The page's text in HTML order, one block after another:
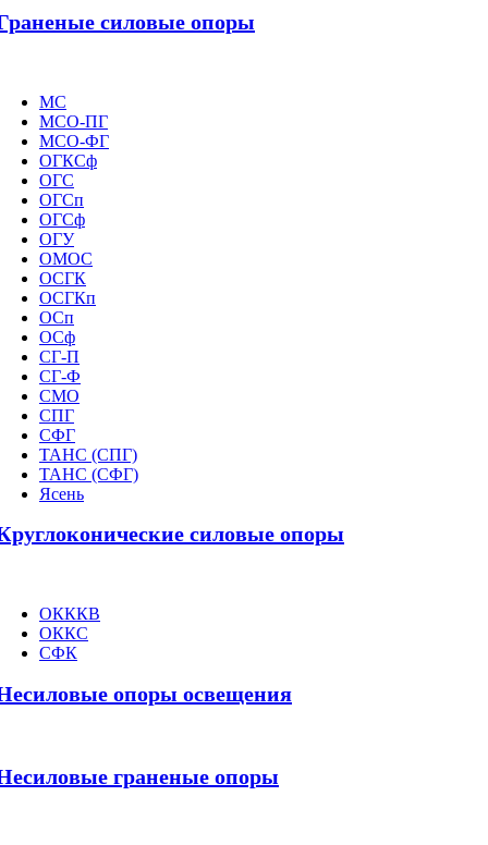
силовые опоры
МС
МСО-ПГ
МСО-ФГ
ОГКСф
ОГС
ОГСп
ОГСф
ОГУ
ОМОС
ОСГК
ОСГКп
ОСп
ОСф
СГ-П
СГ-Ф
СМО
СПГ
СФГ
ТАНС (СПГ)
ТАНС (СФГ)
Ясень
силовые опоры
ОКККВ
ОККС
СФК
опоры освещения
граненые опоры